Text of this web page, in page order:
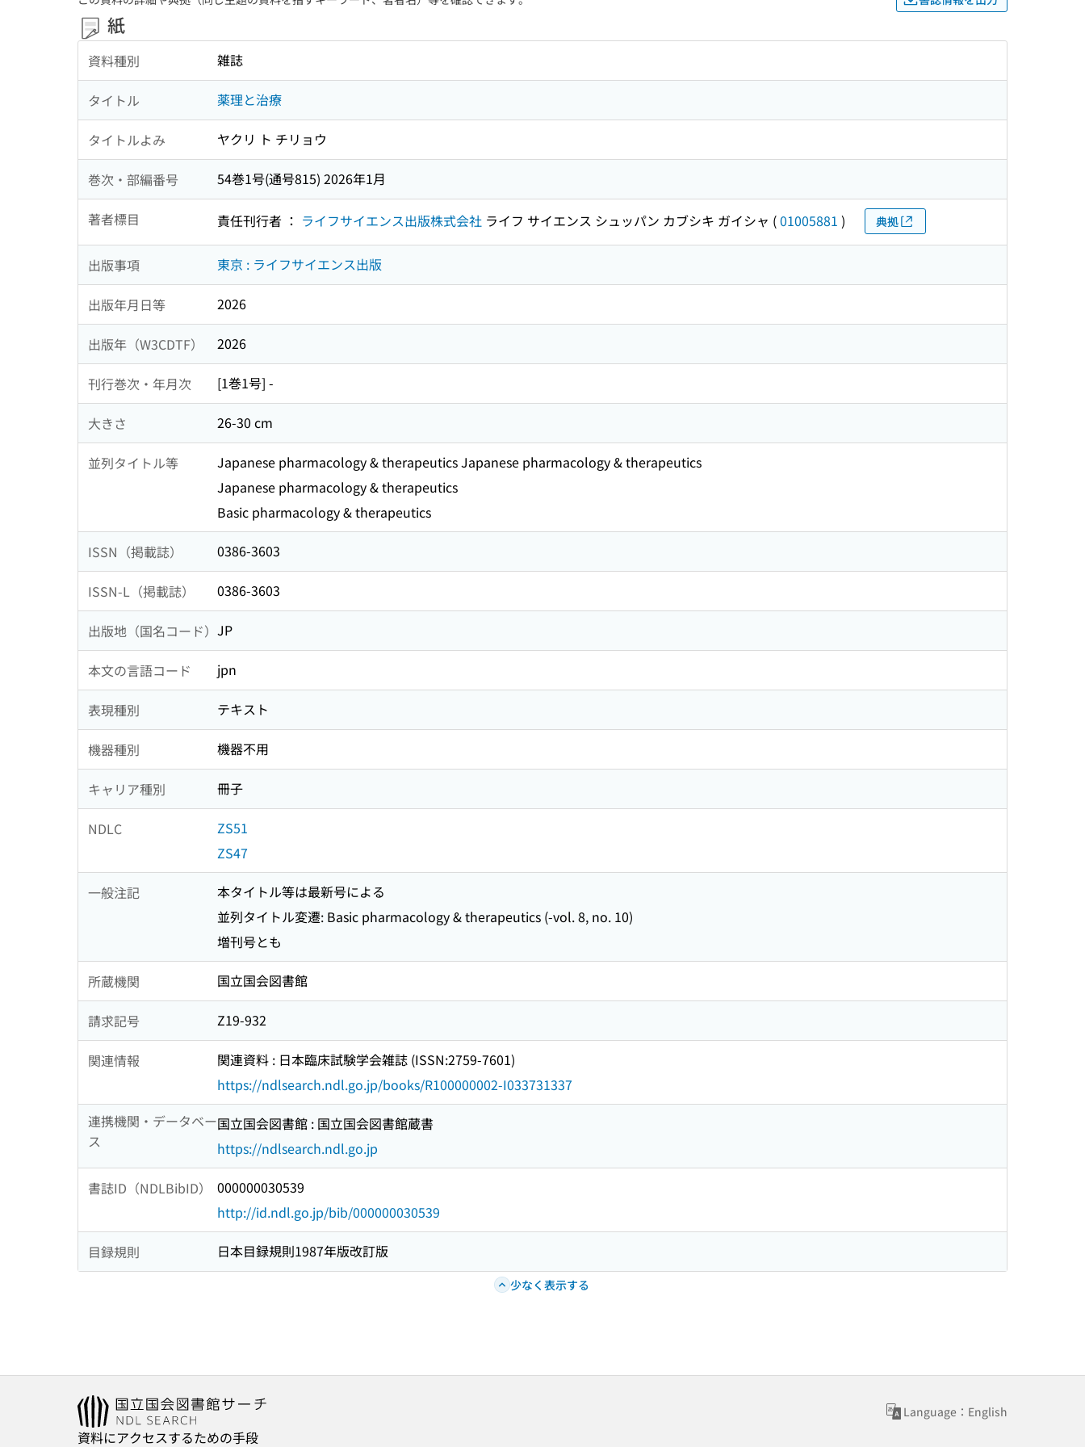
紙
資料種別 雑誌
タイトル 薬理と治療
タイトルよみ ヤクリ ト チリョウ
巻次・部編番号 54巻1号(通号815) 2026年1月
著者標目 責任刊行者 ： ライフサイエンス出版株式会社 ライフ サイエンス シュッパン カブシキ ガイシャ (01005881 ) 典拠
出版事項 東京 : ライフサイエンス出版
出版年月日等 2026
出版年（W3CDTF） 2026
刊行巻次・年月次 [1巻1号] -
大きさ 26-30 cm
並列タイトル等
Japanese pharmacology & therapeutics Japanese pharmacology & therapeutics
Japanese pharmacology & therapeutics
Basic pharmacology & therapeutics
ISSN（掲載誌） 0386-3603
ISSN-L（掲載誌） 0386-3603
出版地（国名コード） JP
本文の言語コード jpn
表現種別 テキスト
機器種別 機器不用
キャリア種別 冊子
NDLC
ZS51
ZS47
一般注記
本タイトル等は最新号による
並列タイトル変遷: Basic pharmacology & therapeutics (-vol. 8, no. 10)
増刊号とも
所蔵機関 国立国会図書館
請求記号 Z19-932
関連情報
関連資料 : 日本臨床試験学会雑誌 (ISSN:2759-7601)
https://ndlsearch.ndl.go.jp/books/R100000002-I033731337
連携機関・データベー
ス
国立国会図書館 : 国立国会図書館蔵書
https://ndlsearch.ndl.go.jp
書誌ID（NDLBibID）
000000030539
http://id.ndl.go.jp/bib/000000030539
目録規則 日本目録規則1987年版改訂版
少なく表示する
Language：English
資料にアクセスするための手段